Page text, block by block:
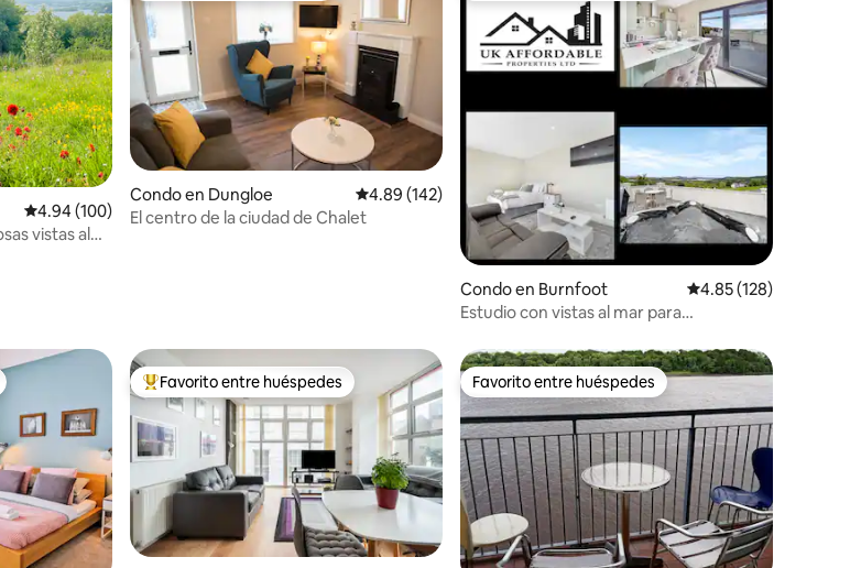
Calificación promedio: 4.94 de 5, 100 reseñas
4.94 (100)
vistas al
Condo en Dungloe Calificación promedio: 4.89 de 5, 142 reseñas
4.89 (142)
El centro de la ciudad de Chalet
Condo en Burnfoot Calificación promedio:
4.85 (128)
Estudio con vistas al mar para
Favorito entre huéspedes preferido
Favorito entre huéspedes Favorito entre huéspedes
Favorito entre huéspedes